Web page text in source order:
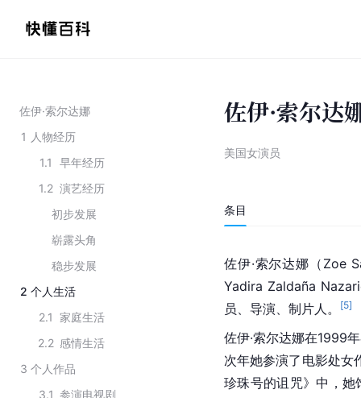
佐伊·索尔达娜
1 人物经历
1.1
早年经历
1.2 演艺经历
初步发展
崭露头角
稳步发展
2 个人生活
2.1 家庭生活
2.2 感情生活
3 个人作品
3.1 参演电视剧
佐伊·索尔达
美国女演员
条目
佐伊·索尔达娜（Zoe
Yadira Zaldaña
员、导演、制片人。
[5]
佐伊·索尔达娜在1999
次年她参演了电影处女
珍珠号的诅咒》中，